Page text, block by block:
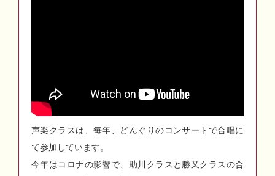
声楽クラスは、毎年、どんぐりのコンサートで合唱に
て参加しています。
今年はコロナの影響で、助川クラスと勝又クラスの合